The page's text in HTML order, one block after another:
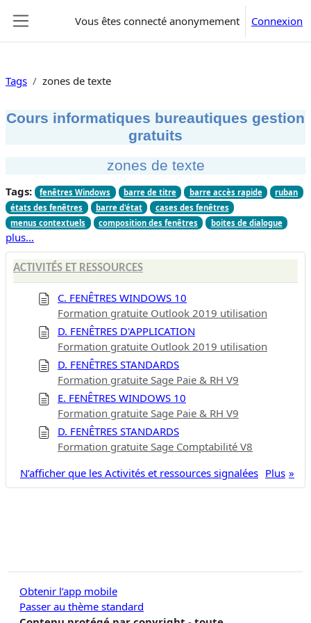
Vous êtes connecté anonymement Connexion
Tags zones de texte
Cours informatiques bureautiques gestion
gratuits
zones de texte
Tags: fenêtres Windows barre de titre barre accès rapide
ruban
états des fenêtres
barre d'état
cases des fenêtres
menus contextuels
composition des fenêtres boites de dialogue
plus…
ACTIVITÉS ET RESSOURCES
C. FENÊTRES WINDOWS 10
Formation gratuite Outlook 2019 utilisation
D. FENÊTRES D'APPLICATION
Formation gratuite Outlook 2019 utilisation
D. FENÊTRES STANDARDS
Formation gratuite Sage Paie & RH V9
E. FENÊTRES WINDOWS 10
Formation gratuite Sage Paie & RH V9
D. FENÊTRES STANDARDS
Formation gratuite Sage Comptabilité V8
Plus
N’afficher que les Activités et ressources signalées
Obtenir l’app mobile
Passer au thème standard